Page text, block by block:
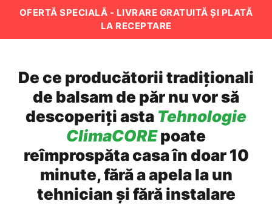
OFERTĂ SPECIALĂ - LIVRARE GRATUITĂ ȘI PLATĂ
LA RECEPTARE
De ce producătorii tradiționali
de balsam de păr nu vor să
descoperiți asta Tehnologie
ClimaCOREpoate
reîmprospăta casa în doar 10
minute, fără a apela la un
tehnician și fără instalare